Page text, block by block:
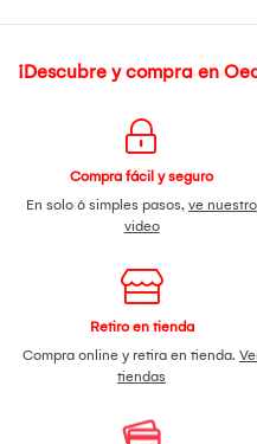
¡Descubre y compra en
Compra fácil y seguro
En solo 6 simples pasos, ve nuestro
video
Retiro en tienda
Compra online y retira en tienda.
tiendas